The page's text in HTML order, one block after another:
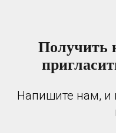
Получить
Напишите нам, и